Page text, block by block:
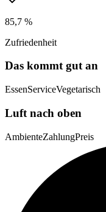
85,7 %
Zufriedenheit
Das kommt gut an
EssenServiceVegetarisch
Luft nach oben
AmbienteZahlungPreis